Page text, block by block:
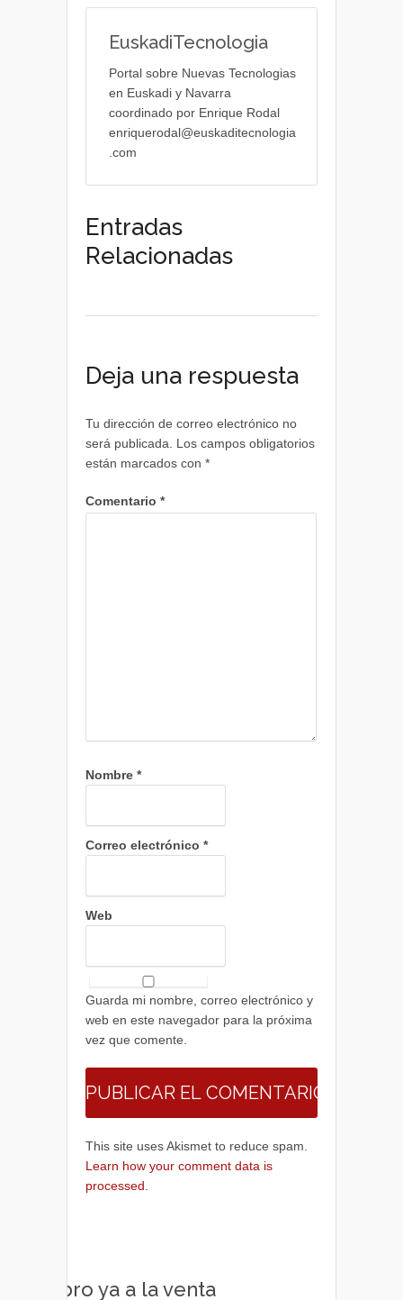
EuskadiTecnologia
Portal sobre Nuevas Tecnologias
en Euskadi y Navarra
coordinado por Enrique Rodal
enriquerodal@euskaditecnologia
.com
Entradas
Relacionadas
Deja una respuesta
Tu dirección de correo electrónico no
será publicada. Los campos obligatorios
están marcados con *
Comentario *
Nombre *
Correo electrónico *
Web
Guarda mi nombre, correo electrónico y
web en este navegador para la próxima
vez que comente.
This site uses Akismet to reduce spam.
Learn how your comment data is
processed.
Libro ya a la venta